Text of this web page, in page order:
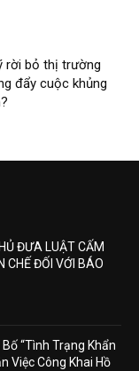
rời bỏ thị trường
đẩy cuộc khủng
ĐƯA LUẬT CẤM
CHẾ ĐỐI VỚI BÁO
“Tình Trạng Khẩn
Việc Công Khai Hồ